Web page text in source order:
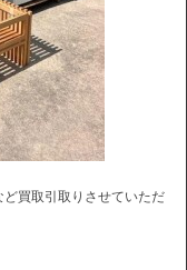
買取引取りさせていただ